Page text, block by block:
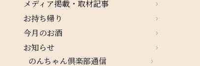
メディア掲載・取材記事
お持ち帰り
今月のお酒
お知らせ
のんちゃん倶楽部通信